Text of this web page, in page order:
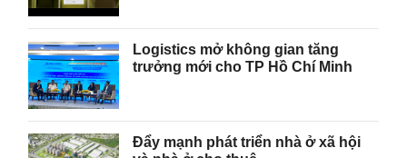
Logistics mở không gian tăng
trưởng mới cho TP Hồ Chí Minh
Đẩy mạnh phát triển nhà ở xã hội